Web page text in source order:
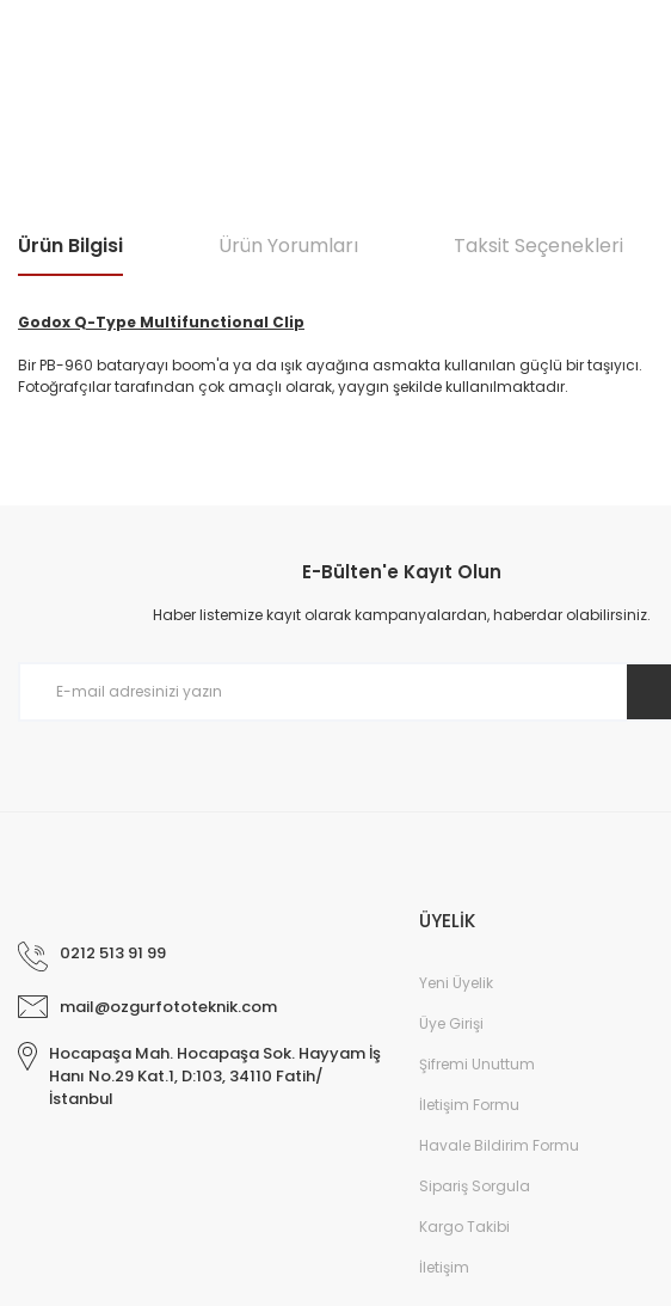
Ürün Bilgisi Ürün Yorumları Taksit Seçenekleri
Godox Q-Type Multifunctional Clip
Bir PB-960 bataryayı boom'a ya da ışık ayağına asmakta kullanılan güçlü bir taşıyıcı.
Fotoğrafçılar tarafından çok amaçlı olarak, yaygın şekilde kullanılmaktadır.
Ürün resmi kalitesiz, bozuk veya görüntülenemiyor.
Ürün açıklamasında eksik bilgiler bulunuyor.
E-Bülten'e Kayıt Olun
Haber listemize kayıt olarak kampanyalardan, haberdar olabilirsiniz.
0212 513 91 99
mail@ozgurfototeknik.com
Hocapaşa Mah. Hocapaşa Sok. Hayyam İş
Hanı No.29 Kat.1, D:103, 34110 Fatih/
İstanbul
ÜYELİK
Yeni Üyelik
Üye Girişi
Şifremi Unuttum
İletişim Formu
Havale Bildirim Formu
Sipariş Sorgula
Kargo Takibi
İletişim